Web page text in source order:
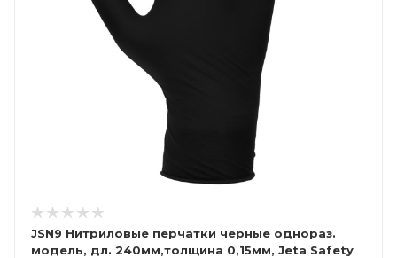
JSN9 Нитриловые перчатки черные однораз.
модель, дл. 240мм,толщина 0,15мм, Jeta Safety